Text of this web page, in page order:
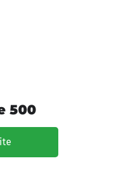
500